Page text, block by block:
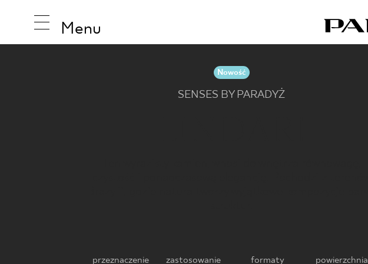
Menu
Nowość
SENSES BY PARADYŻ
przeznaczenie
zastosowanie
formaty
powierzchnia